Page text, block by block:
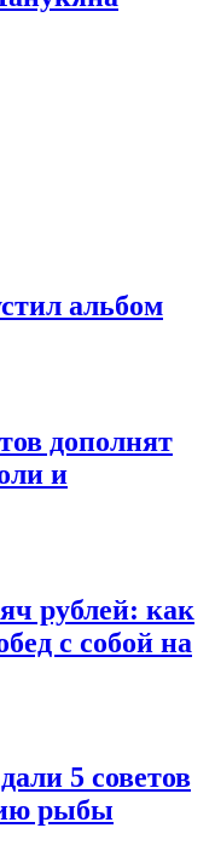
альбом
дополнят
и
рублей: как
с собой на
5 советов
рыбы